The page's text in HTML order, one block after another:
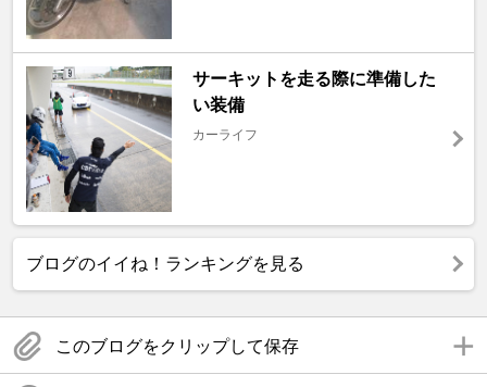
サーキットを走る際に準備した
い装備
カーライフ
ブログのイイね！ランキングを見る
このブログをクリップして保存